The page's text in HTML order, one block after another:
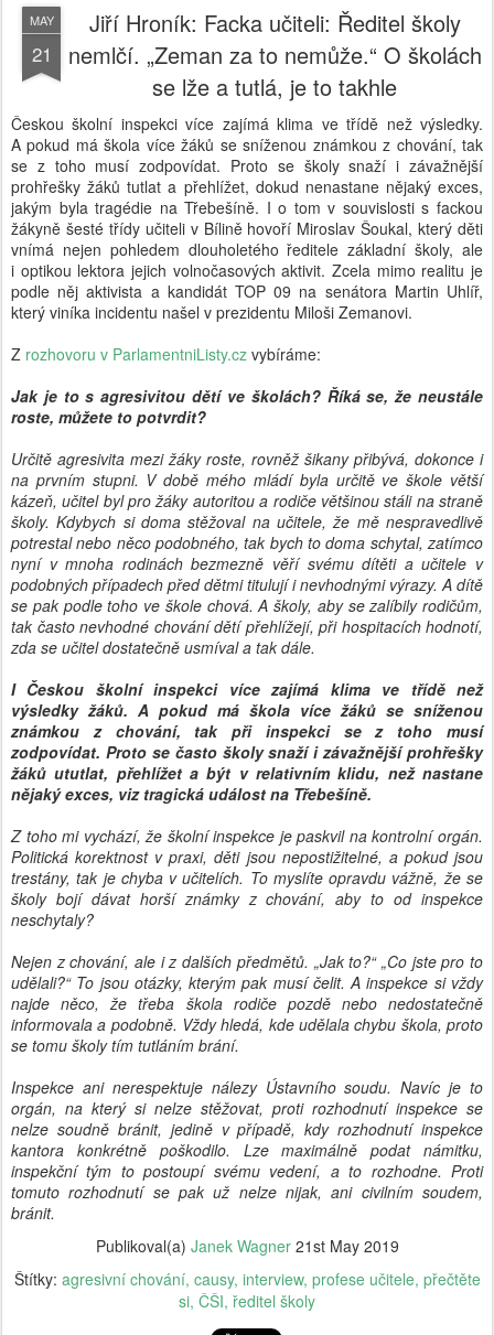
MAY
21
Jiří Hroník: Facka učiteli: Ředitel školy
nemlčí. „Zeman za to nemůže.“ O školách
se lže a tutlá, je to takhle
Českou školní inspekci více zajímá klima ve třídě než výsledky.
A pokud má škola více žáků se sníženou známkou z chování, tak
se z toho musí zodpovídat. Proto se školy snaží i závažnější
prohřešky žáků tutlat a přehlížet, dokud nenastane nějaký exces,
jakým byla tragédie na Třebešíně. I o tom v souvislosti s fackou
žákyně šesté třídy učiteli v Bílině hovoří Miroslav Šoukal, který děti
vnímá nejen pohledem dlouholetého ředitele základní školy, ale
i optikou lektora jejich volnočasových aktivit. Zcela mimo realitu je
podle něj aktivista a kandidát TOP 09 na senátora Martin Uhlíř,
který viníka incidentu našel v prezidentu Miloši Zemanovi.
Z rozhovoru v ParlamentniListy.cz vybíráme:
Jak je to s agresivitou dětí ve školách? Říká se, že neustále
roste, můžete to potvrdit?
Určitě agresivita mezi žáky roste, rovněž šikany přibývá, dokonce i
na prvním stupni. V době mého mládí byla určitě ve škole větší
kázeň, učitel byl pro žáky autoritou a rodiče většinou stáli na straně
školy. Kdybych si doma stěžoval na učitele, že mě nespravedlivě
potrestal nebo něco podobného, tak bych to doma schytal, zatímco
nyní v mnoha rodinách bezmezně věří svému dítěti a učitele v
podobných případech před dětmi titulují i nevhodnými výrazy. A dítě
se pak podle toho ve škole chová. A školy, aby se zalíbily rodičům,
tak často nevhodné chování dětí přehlížejí, při hospitacích hodnotí,
zda se učitel dostatečně usmíval a tak dále.
I Českou školní inspekci více zajímá klima ve třídě než
výsledky žáků. A pokud má škola více žáků se sníženou
známkou z chování, tak při inspekci se z toho musí
zodpovídat. Proto se často školy snaží i závažnější prohřešky
žáků ututlat, přehlížet a být v relativním klidu, než nastane
nějaký exces, viz tragická událost na Třebešíně.
Z toho mi vychází, že školní inspekce je paskvil na kontrolní orgán.
Politická korektnost v praxi, děti jsou nepostižitelné, a pokud jsou
trestány, tak je chyba v učitelích. To myslíte opravdu vážně, že se
školy bojí dávat horší známky z chování, aby to od inspekce
neschytaly?
Nejen z chování, ale i z dalších předmětů. „Jak to?“ „Co jste pro to
udělali?“ To jsou otázky, kterým pak musí čelit. A inspekce si vždy
najde něco, že třeba škola rodiče pozdě nebo nedostatečně
informovala a podobně. Vždy hledá, kde udělala chybu škola, proto
se tomu školy tím tutláním brání.
Inspekce ani nerespektuje nálezy Ústavního soudu. Navíc je to
orgán, na který si nelze stěžovat, proti rozhodnutí inspekce se
nelze soudně bránit, jedině v případě, kdy rozhodnutí inspekce
kantora konkrétně poškodilo. Lze maximálně podat námitku,
inspekční tým to postoupí svému vedení, a to rozhodne. Proti
tomuto rozhodnutí se pak už nelze nijak, ani civilním soudem,
bránit.
Publikoval(a) Janek Wagner 21st May 2019
Štítky: agresivní chování causy interview profese učitele přečtěte
si ČŠI ředitel školy